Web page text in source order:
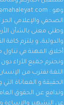
الصحفي والإعلامي
وطني معنى بالشأن
والدولية، و يلتزم كافة
أخلاق المهنة في
ونحترم جميع الآراء
اللغة نقترب من
الحقيقة و المعاناة
وندافع عن الحقوق
عن التشهير والإساءة و